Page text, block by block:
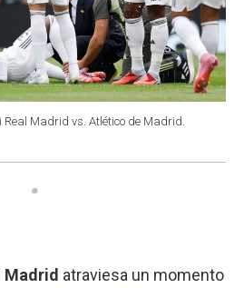
Real Madrid vs. Atlético de Madrid.
Madrid atraviesa un momento